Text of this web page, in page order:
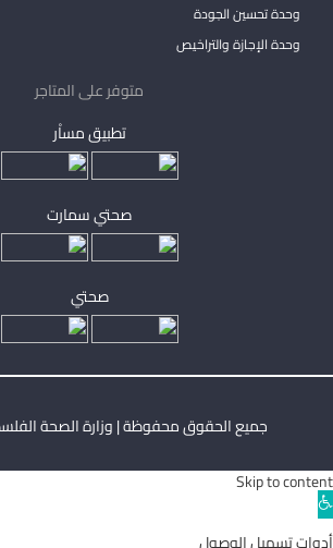
وحدة تحسين الجودة
وحدة الإجازة والتراخيص
متوفر على المتاجر
تطبيق مساْر
صحتي سمارت
صحتي
جميع الحقوق محفوظة | وزارة الصحة
Skip to content
Open
toolbar